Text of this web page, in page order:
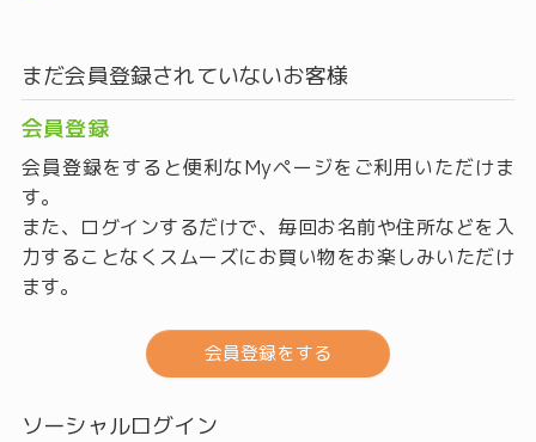
まだ会員登録されていないお客様
会員登録
会員登録をすると便利なMyページをご利用いただけま
す。
また、ログインするだけで、毎回お名前や住所などを入
力することなくスムーズにお買い物をお楽しみいただけ
ます。
会員登録をする
ソーシャルログイン